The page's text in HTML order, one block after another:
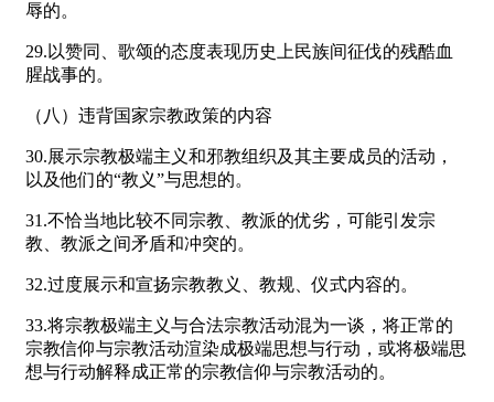
辱的。
29.以赞同、歌颂的态度表现历史上民族间征伐的残酷血
腥战事的。
（八）违背国家宗教政策的内容
30.展示宗教极端主义和邪教组织及其主要成员的活动，
以及他们的“教义”与思想的。
31.不恰当地比较不同宗教、教派的优劣，可能引发宗
教、教派之间矛盾和冲突的。
32.过度展示和宣扬宗教教义、教规、仪式内容的。
33.将宗教极端主义与合法宗教活动混为一谈，将正常的
宗教信仰与宗教活动渲染成极端思想与行动，或将极端思
想与行动解释成正常的宗教信仰与宗教活动的。